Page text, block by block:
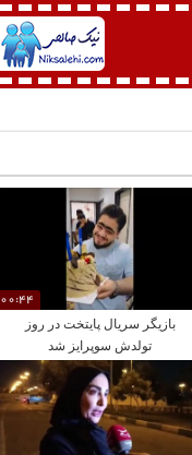
00:44
بازیگر سریال پایتخت در روز
تولدش سوپرایز شد